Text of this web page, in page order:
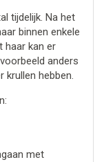
tijdelijk. Na het
binnen enkele
haar kan er
anders
krullen hebben.
met